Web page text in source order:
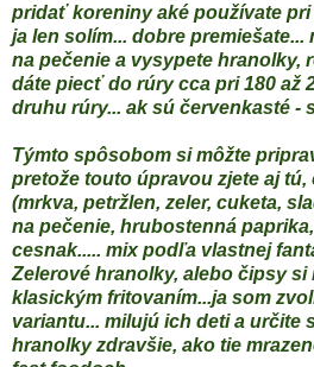
pridať koreniny aké používate
ja len solím... dobre
na pečenie a vysypete hranolky,
dáte piecť do rúry cca pri 180 až
druhu rúry... ak sú červenkasté -
Týmto spôsobom si môžte
pretože touto úpravou zjete aj tú,
(mrkva, petržlen, zeler, cuketa,
na pečenie, hrubostenná
cesnak..... mix podľa vlastnej
Zelerové hranolky, alebo čipsy
klasickým fritovaním...ja som
variantu... milujú ich deti a určite
hranolky zdravšie, ako tie